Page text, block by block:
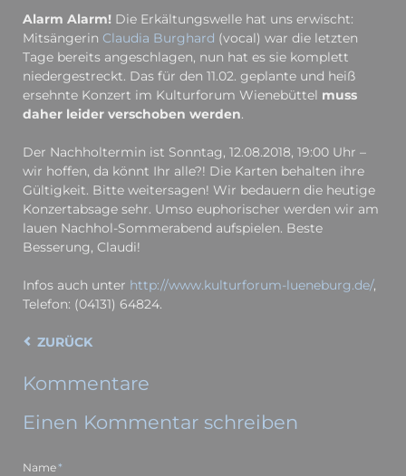
Alarm Alarm!Die Erkältungswelle hat uns erwischt:
Mitsängerin Claudia Burghard (vocal) war die letzten
Tage bereits angeschlagen, nun hat es sie komplett
nieder­gestreckt. Das für den 11.02. geplante und heiß
ersehnte Konzert im Kultur­forum Wiene­büttel muss
daher leider verschoben werden.
Der Nachholtermin ist Sonntag, 12.08.2018, 19:00 Uhr –
wir hoffen, da könnt Ihr alle?! Die Karten behalten ihre
Gültig­keit. Bitte weiter­sagen! Wir bedauern die heutige
Konzert­absage sehr. Umso euphorischer werden wir am
lauen Nachhol-Sommer­abend aufspielen. Beste
Besserung, Claudi!
Infos auch unter http://www.kulturforum-lueneburg.de/,
Telefon: (04131) 64824.
ZURÜCK
Kommentare
Einen Kommentar schreiben
Pflichtfeld
Name*